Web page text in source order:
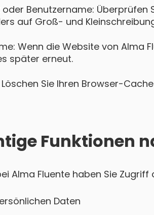
Benutzername: Überprüfen
auf Groß- und
Wenn die Website von Alma
später erneut.
Sie Ihren Browser-
Funktionen
Alma Fluente haben Sie
Daten